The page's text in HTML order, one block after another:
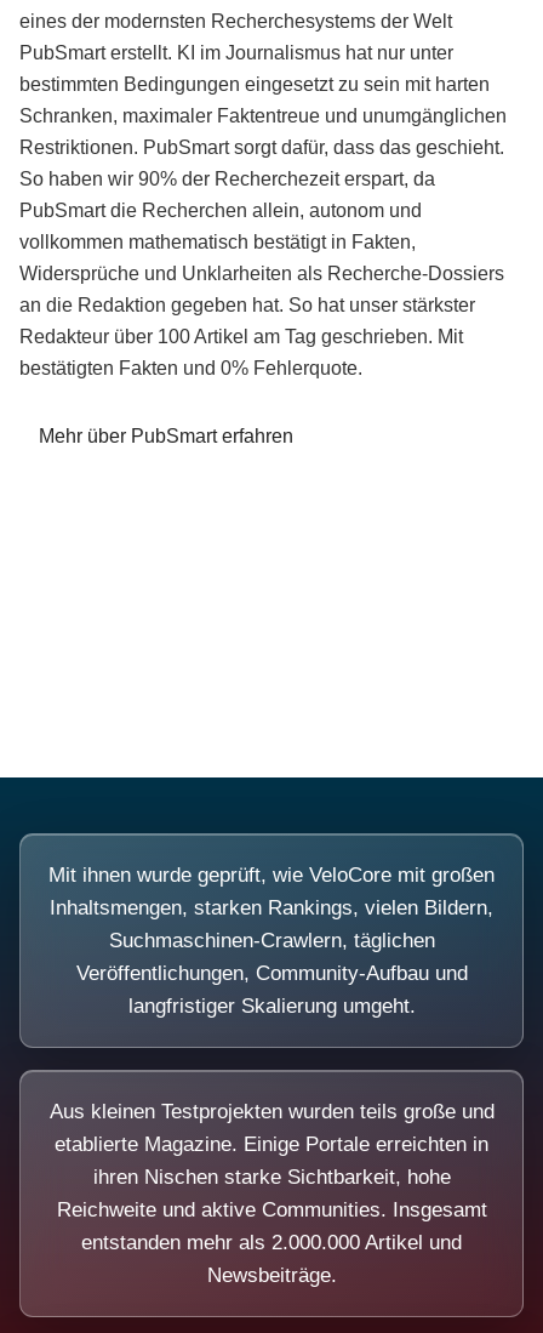
eines der modernsten Recherchesystems der Welt
PubSmart erstellt. KI im Journalismus hat nur unter
bestimmten Bedingungen eingesetzt zu sein mit harten
Schranken, maximaler Faktentreue und unumgänglichen
Restriktionen. PubSmart sorgt dafür, dass das geschieht.
So haben wir 90% der Recherchezeit erspart, da
PubSmart die Recherchen allein, autonom und
vollkommen mathematisch bestätigt in Fakten,
Widersprüche und Unklarheiten als Recherche-Dossiers
an die Redaktion gegeben hat. So hat unser stärkster
Redakteur über 100 Artikel am Tag geschrieben. Mit
bestätigten Fakten und 0% Fehlerquote.
Mehr über PubSmart erfahren
Mit ihnen wurde geprüft, wie VeloCore mit großen
Inhaltsmengen, starken Rankings, vielen Bildern,
Suchmaschinen-Crawlern, täglichen
Veröffentlichungen, Community-Aufbau und
langfristiger Skalierung umgeht.
Aus kleinen Testprojekten wurden teils große und
etablierte Magazine. Einige Portale erreichten in
ihren Nischen starke Sichtbarkeit, hohe
Reichweite und aktive Communities. Insgesamt
entstanden mehr als 2.000.000 Artikel und
Newsbeiträge.